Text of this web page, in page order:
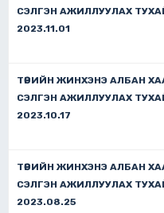
СЭЛГЭН АЖИЛЛУУЛАХ
2023.11.01
ТӨРИЙН ЖИНХЭНЭ АЛБАН
СЭЛГЭН АЖИЛЛУУЛАХ
2023.10.17
ТӨРИЙН ЖИНХЭНЭ АЛБАН
СЭЛГЭН АЖИЛЛУУЛАХ
2023.08.25